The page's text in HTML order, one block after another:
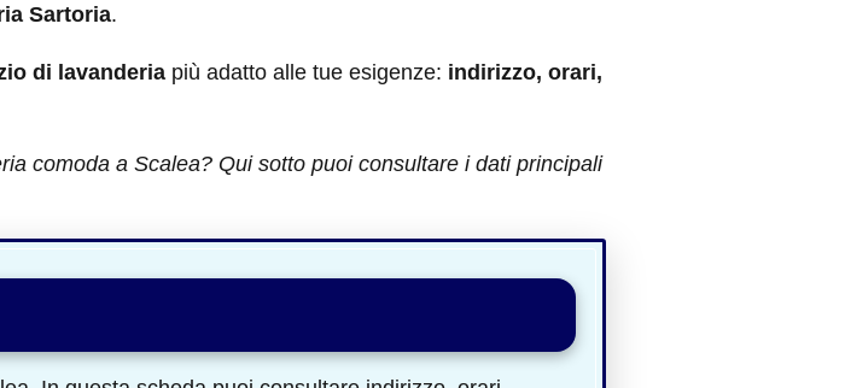
Sartoria.
di lavanderia più adatto alle tue esigenze: indirizzo, orari,
comoda a Scalea? Qui sotto puoi consultare i dati principali